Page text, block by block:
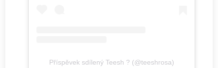
Příspěvek sdílený Teesh ? (@teeshrosa)